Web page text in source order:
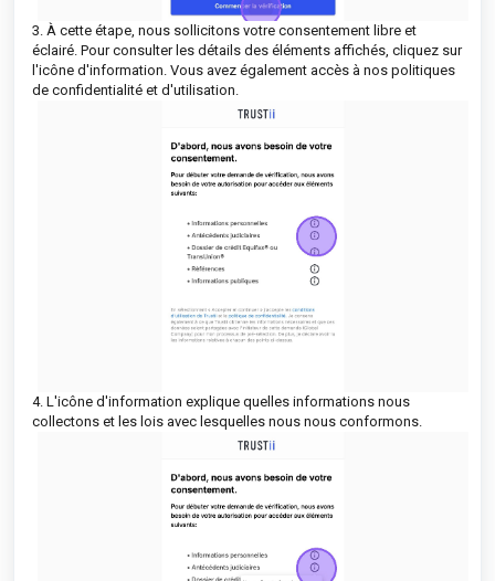
3. À cette étape, nous sollicitons votre consentement libre et
éclairé. Pour consulter les détails des éléments affichés, cliquez sur
l'icône d'information. Vous avez également accès à nos politiques
de confidentialité et d'utilisation.
4. L'icône d'information explique quelles informations nous
collectons et les lois avec lesquelles nous nous conformons.